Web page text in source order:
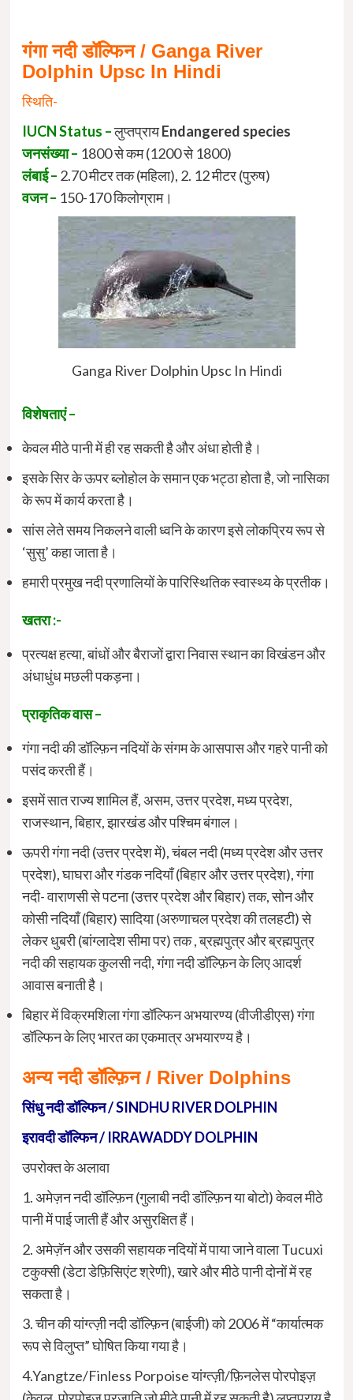
गंगा नदी डॉल्फिन / Ganga River
Dolphin Upsc In Hindi
स्थिति-
IUCN Status –लुप्तप्रायEndangered species
जनसंख्या – 1800 से कम (1200 से 1800)
लंबाई – 2.70 मीटर तक (महिला), 2. 12 मीटर (पुरुष)
वजन – 150-170 किलोग्राम।
Ganga River Dolphin Upsc In Hindi
विशेषताएं –
केवल मीठे पानी में ही रह सकती है और अंधा होती है।
इसके सिर के ऊपर ब्लोहोल के समान एक भट्ठा होता है, जो नासिका
के रूप में कार्य करता है।
सांस लेते समय निकलने वाली ध्वनि के कारण इसे लोकप्रिय रूप से
‘सुसु’ कहा जाता है।
हमारी प्रमुख नदी प्रणालियों के पारिस्थितिक स्वास्थ्य के प्रतीक।
खतरा :-
प्रत्यक्ष हत्या, बांधों और बैराजों द्वारा निवास स्थान का विखंडन और
अंधाधुंध मछली पकड़ना।
प्राकृतिक वास –
गंगा नदी की डॉल्फ़िन नदियों के संगम के आसपास और गहरे पानी को
पसंद करती हैं।
इसमें सात राज्य शामिल हैं, असम, उत्तर प्रदेश, मध्य प्रदेश,
राजस्थान, बिहार, झारखंड और पश्चिम बंगाल।
ऊपरी गंगा नदी (उत्तर प्रदेश में), चंबल नदी (मध्य प्रदेश और उत्तर
प्रदेश), घाघरा और गंडक नदियाँ (बिहार और उत्तर प्रदेश), गंगा
नदी- वाराणसी से पटना (उत्तर प्रदेश और बिहार) तक, सोन और
कोसी नदियाँ (बिहार) सादिया (अरुणाचल प्रदेश की तलहटी) से
लेकर धुबरी (बांग्लादेश सीमा पर) तक , ब्रह्मपुत्र और ब्रह्मपुत्र
नदी की सहायक कुलसी नदी, गंगा नदी डॉल्फ़िन के लिए आदर्श
आवास बनाती है।
बिहार में विक्रमशिला गंगा डॉल्फिन अभयारण्य (वीजीडीएस) गंगा
डॉल्फिन के लिए भारत का एकमात्र अभयारण्य है।
अन्य नदी डॉल्फ़िन / River Dolphins
सिंधु नदी डॉल्फिन / SINDHU RIVER DOLPHIN
इरावदी डॉल्फिन / IRRAWADDY DOLPHIN
उपरोक्त के अलावा
1. अमेज़न नदी डॉल्फ़िन (गुलाबी नदी डॉल्फ़िन या बोटो) केवल मीठे
पानी में पाई जाती हैं और असुरक्षित हैं।
2. अमेज़ॅन और उसकी सहायक नदियों में पाया जाने वाला Tucuxi
टकुक्सी (डेटा डेफ़िसिएंट श्रेणी), खारे और मीठे पानी दोनों में रह
सकता है।
3. चीन की यांग्त्ज़ी नदी डॉल्फ़िन (बाईजी) को 2006 में “कार्यात्मक
रूप से विलुप्त” घोषित किया गया है।
4.Yangtze/Finless Porpoise यांग्त्ज़ी/फ़िनलेस पोरपोइज़